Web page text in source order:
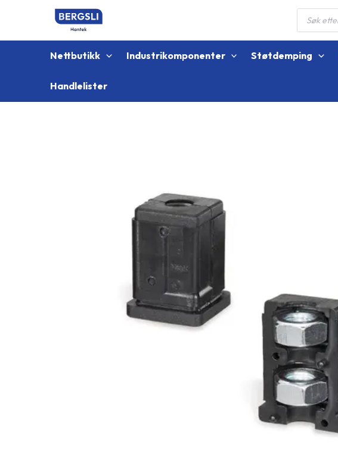
Products
search
Nettbutikk Industrikomponenter Støtdemping
Handlelister